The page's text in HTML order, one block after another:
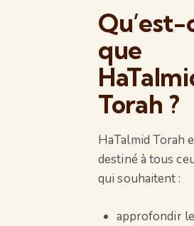
Qu’est-
que
Torah ?
HaTalmid Torah
destiné à tous
qui souhaitent :
approfondir